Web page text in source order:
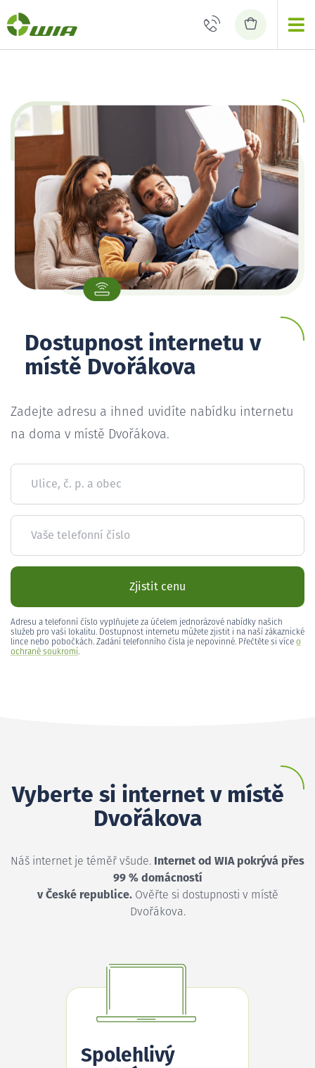
Dostupnost internetu v
místě Dvořákova
Zadejte adresu a ihned uvidíte nabídku internetu
na doma v místě Dvořákova.
Ulice, č. p. a obec
Vaše telefonní číslo
Zjistit cenu
Adresu a telefonní číslo vyplňujete za účelem jednorázové nabídky našich
služeb pro vaši lokalitu. Dostupnost internetu můžete zjistit i na naší zákaznické
lince nebo pobočkách. Zadání telefonního čísla je nepovinné. Přečtěte si více o
ochraně soukromí.
Vyberte si internet v místě
Dvořákova
Náš internet je téměř všude. Internet od WIA pokrývá přes
99 % domácností
v České republice.Ověřte si dostupnosti v místě
Dvořákova.
Spolehlivý